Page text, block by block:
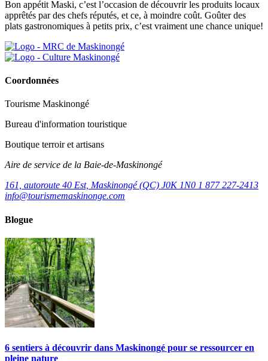
Bon appétit Maski, c’est l’occasion de découvrir les produits locaux
apprêtés par des chefs réputés, et ce, à moindre coût. Goûter des
plats gastronomiques à petits prix, c’est vraiment une chance unique!
Coordonnées
Tourisme Maskinongé
Bureau d'information touristique
Boutique terroir et artisans
Aire de service de la Baie-de-Maskinongé
161, autoroute 40 Est, Maskinongé (QC) J0K 1N0 1 877 227-2413
info@tourismemaskinonge.com
Blogue
6 sentiers à découvrir dans Maskinongé pour se ressourcer en
pleine nature